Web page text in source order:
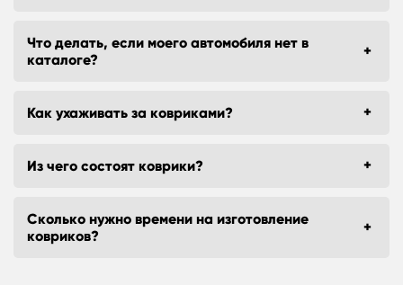
Что делать, если моего автомобиля нет в
каталоге?
Как ухаживать за ковриками?
Из чего состоят коврики?
Сколько нужно времени на изготовление
ковриков?